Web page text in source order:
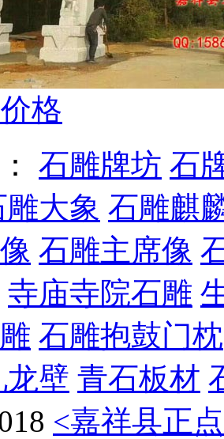
格
石雕牌坊 石
雕大象 石雕麒
石雕主席像
寺庙寺院石雕
石雕抱鼓门枕
壁 青石板材
<嘉祥县正